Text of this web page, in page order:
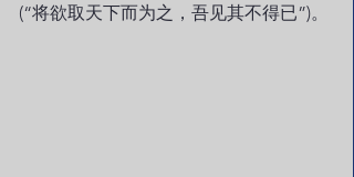
(“将欲取天下而为之，吾见其不得已”)。